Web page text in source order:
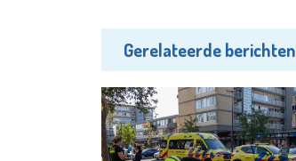
Gerelateerde berichten